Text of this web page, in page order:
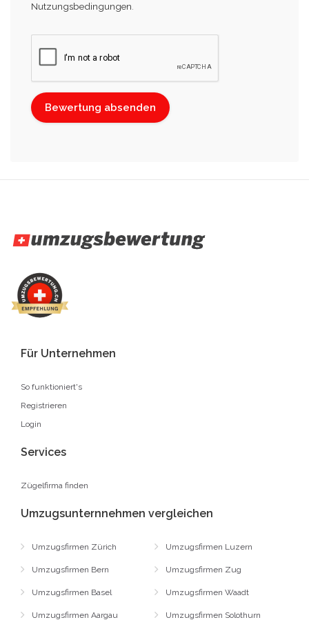
Nutzungsbedingungen
Für Unternehmen
So funktioniert's
Registrieren
Login
Services
Zügelfirma finden
Umzugsunternnehmen vergleichen
Umzugsfirmen Zürich
Umzugsfirmen Bern
Umzugsfirmen Basel
Umzugsfirmen Aargau
Umzugsfirmen Luzern
Umzugsfirmen Zug
Umzugsfirmen Waadt
Umzugsfirmen Solothurn